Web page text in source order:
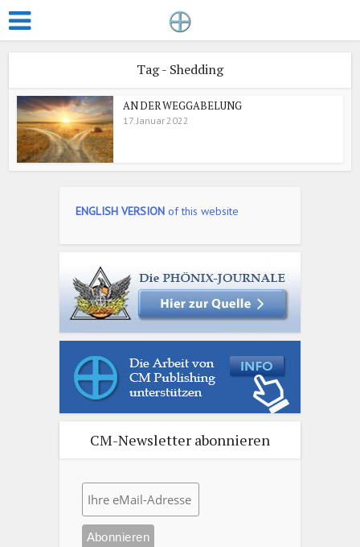
Tag - Shedding
AN DER WEGGABELUNG
17. Januar 2022
ENGLISH VERSION of this website
CM-Newsletter abonnieren